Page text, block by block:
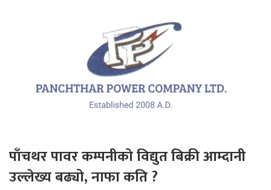
पाँचथर पावर कम्पनीको विद्युत बिक्री आम्दानी
उल्लेख्य बढ्यो, नाफा कति ?